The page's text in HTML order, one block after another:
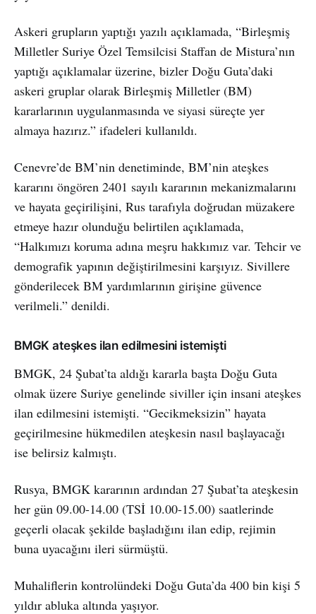
Askeri grupların yaptığı yazılı açıklamada, “Birleşmiş
Milletler Suriye Özel Temsilcisi Staffan de Mistura’nın
yaptığı açıklamalar üzerine, bizler Doğu Guta’daki
askeri gruplar olarak Birleşmiş Milletler (BM)
kararlarının uygulanmasında ve siyasi süreçte yer
almaya hazırız.” ifadeleri kullanıldı.
Cenevre’de BM’nin denetiminde, BM’nin ateşkes
kararını öngören 2401 sayılı kararının mekanizmalarını
ve hayata geçirilişini, Rus tarafıyla doğrudan müzakere
etmeye hazır olunduğu belirtilen açıklamada,
“Halkımızı koruma adına meşru hakkımız var. Tehcir ve
demografik yapının değiştirilmesini karşıyız. Sivillere
gönderilecek BM yardımlarının girişine güvence
verilmeli.” denildi.
BMGK ateşkes ilan edilmesini istemişti
BMGK, 24 Şubat’ta aldığı kararla başta Doğu Guta
olmak üzere Suriye genelinde siviller için insani ateşkes
ilan edilmesini istemişti. “Gecikmeksizin” hayata
geçirilmesine hükmedilen ateşkesin nasıl başlayacağı
ise belirsiz kalmıştı.
Rusya, BMGK kararının ardından 27 Şubat’ta ateşkesin
her gün 09.00-14.00 (TSİ 10.00-15.00) saatlerinde
geçerli olacak şekilde başladığını ilan edip, rejimin
buna uyacağını ileri sürmüştü.
Muhaliflerin kontrolündeki Doğu Guta’da 400 bin kişi 5
yıldır abluka altında yaşıyor.